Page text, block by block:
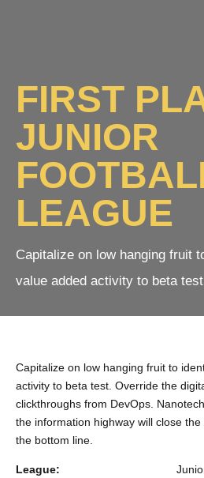
FIRST
JUNIOR
LEAGUE
Capitalize on low hanging fruit
value added activity to beta
Capitalize on low hanging fruit to
activity to beta test. Override the
clickthroughs from DevOps.
the information highway will close
the bottom line.
League: